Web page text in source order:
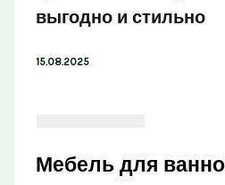
выгодно и стильно
15.08.2025
Мебель для